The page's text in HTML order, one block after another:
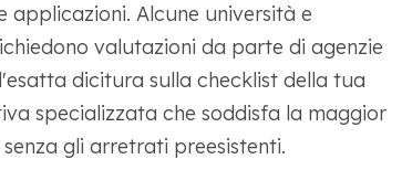
applicazioni. Alcune università e
valutazioni da parte di agenzie
dicitura sulla checklist della tua
specializzata che soddisfa la maggior
gli arretrati preesistenti.